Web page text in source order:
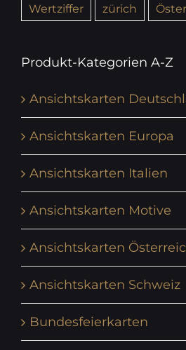
Wertziffer
zürich
Produkt-Kategorien A-Z
Ansichtskarten
Ansichtskarten Europa
Ansichtskarten Italien
Ansichtskarten Motive
Ansichtskarten
Ansichtskarten Schweiz
Bundesfeierkarten